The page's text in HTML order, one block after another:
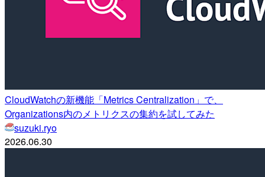
CloudWatchの新機能「Metrics Centralization」で、
Organizations内のメトリクスの集約を試してみた
suzuki.ryo
2026.06.30